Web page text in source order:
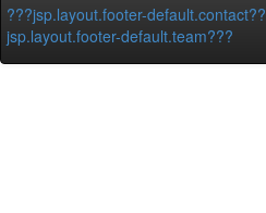
???jsp.layout.footer-
jsp.layout.footer-default.team???